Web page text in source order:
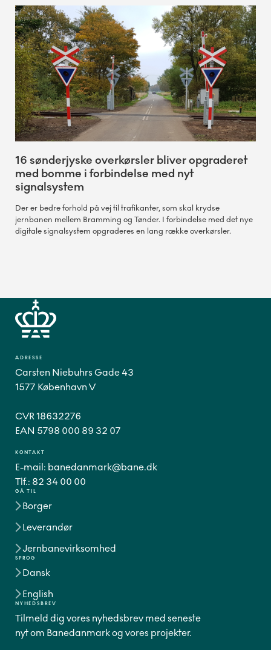
16 sønderjyske overkørsler bliver opgraderet
med bomme i forbindelse med nyt
signalsystem
Der er bedre forhold på vej til trafikanter, som skal krydse
jernbanen mellem Bramming og Tønder. I forbindelse med det nye
digitale signalsystem opgraderes en lang række overkørsler.
GÅ TIL
Borger
Leverandør
Jernbanevirksomhed
SPROG
Dansk
English
ADRESSE
Carsten Niebuhrs Gade 43
1577 København V
CVR 18632276
EAN 5798 000 89 32 07
KONTAKT
E-mail: banedanmark@bane.dk
Tlf.: 82 34 00 00
NYHEDSBREV
Tilmeld dig vores nyhedsbrev med seneste
nyt om Banedanmark og vores projekter.